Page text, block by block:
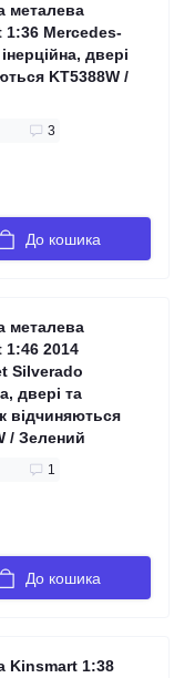
металева
1:36 Mercedes-
двері
KT5388W /
3
До кошика
металева
1:46 2014
Silverado
двері та
відчиняються
/ Зелений
1
До кошика
Kinsmart 1:38